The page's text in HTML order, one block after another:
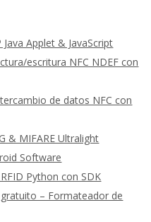
Java Applet & JavaScript
escritura NFC NDEF con
de datos NFC con
& MIFARE Ultralight
Software
Python con SDK
– Formateador de